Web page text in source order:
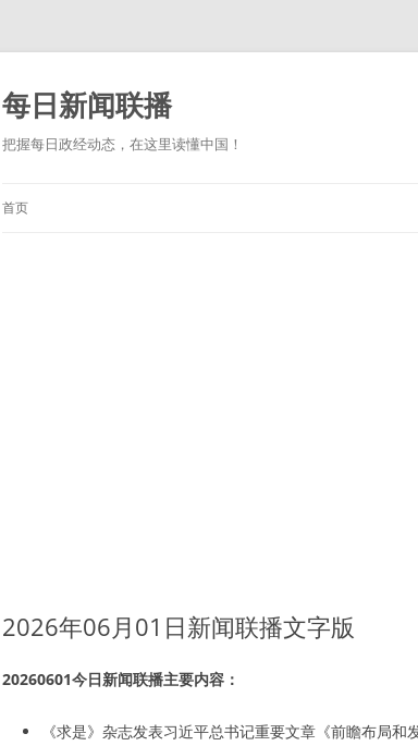
跳
正
文
每日新闻联播
把握每日政经动态，在这里读懂中国！
首页
2026年06月01日新闻联播文字版
20260601今日新闻联播主要内容：
《求是》杂志发表习近平总书记重要文章《前瞻布局和